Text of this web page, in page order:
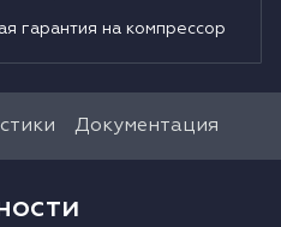
гарантия на компрессор
Документация